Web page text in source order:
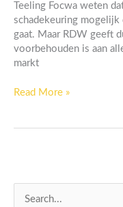
Teeling Focwa weten
schadekeuring mogelijk
gaat. Maar RDW geeft
voorbehouden is aan
markt
Read More »